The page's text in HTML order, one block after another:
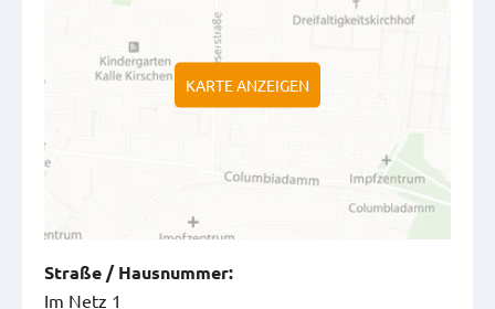
KARTE ANZEIGEN
Straße / Hausnummer:
Im Netz 1